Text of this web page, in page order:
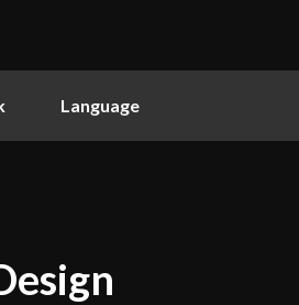
Language